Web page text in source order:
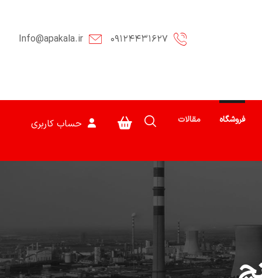
Info@apakala.ir ۰۹۱۲۴۴۳۱۶۲۷
حساب کاربری فروشگاه مقالات